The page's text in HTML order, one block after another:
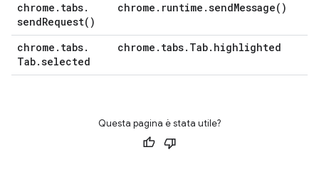
chrome . tabs.
sendRequest( )
chrome . runtime .sendMessage( )
chrome . tabs.
Tab.selected
chrome . tabs. Tab. highlighted
Questa pagina è stata utile?